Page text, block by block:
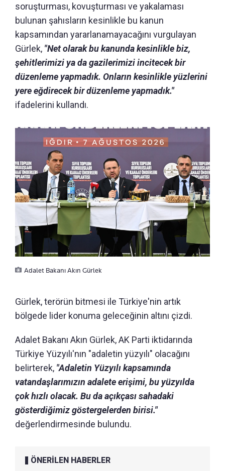
soruşturması, kovuşturması ve yakalaması
bulunan şahısların kesinlikle bu kanun
kapsamından yararlanamayacağını vurgulayan
Gürlek, "Net olarak bu kanunda kesinlikle biz,
şehitlerimizi ya da gazilerimizi incitecek bir
düzenleme yapmadık. Onların kesinlikle yüzlerini
yere eğdirecek bir düzenleme yapmadık."
ifadelerini kullandı.
Adalet Bakanı Akın Gürlek
Gürlek, terörün bitmesi ile Türkiye'nin artık
bölgede lider konuma geleceğinin altını çizdi.
Adalet Bakanı Akın Gürlek, AK Parti iktidarında
Türkiye Yüzyılı'nın "adaletin yüzyılı" olacağını
belirterek, "Adaletin Yüzyılı kapsamında
vatandaşlarımızın adalete erişimi, bu yüzyılda
çok hızlı olacak. Bu da açıkçası sahadaki
gösterdiğimiz göstergelerden birisi."
değerlendirmesinde bulundu.
ÖNERİLEN HABERLER